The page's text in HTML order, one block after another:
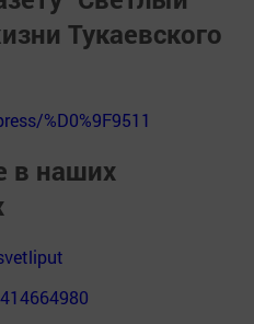
Тукаевского
%D0%9F9511
в наших